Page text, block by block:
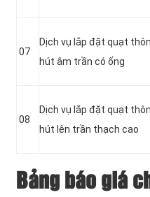
07
Dịch vụ lắp đặt quạt
hút âm trần có ống
08
Dịch vụ lắp đặt quạt
hút lên trần thạch cao
Bảng báo giá